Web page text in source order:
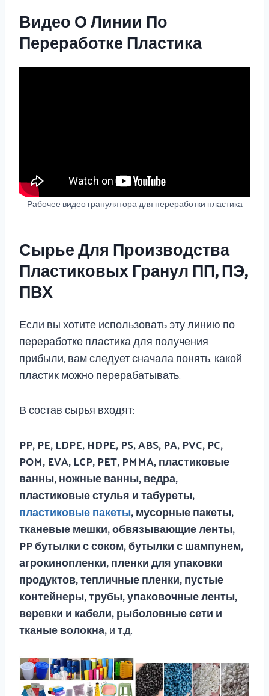
Видео О Линии По
Переработке Пластика
Рабочее видео гранулятора для переработки пластика
Сырье Для Производства
Пластиковых Гранул ПП, ПЭ,
ПВХ
Если вы хотите использовать эту линию по
переработке пластика для получения
прибыли, вам следует сначала понять, какой
пластик можно перерабатывать.
В состав сырья входят:
PP, PE, LDPE, HDPE, PS, ABS, PA, PVC, PC,
POM, EVA, LCP, PET, PMMA, пластиковые
ванны, ножные ванны, ведра,
пластиковые стулья и табуреты,
пластиковые пакеты, мусорные пакеты,
тканевые мешки, обвязывающие ленты,
PP бутылки с соком, бутылки с шампунем,
агрокинопленки, пленки для упаковки
продуктов, тепличные пленки, пустые
контейнеры, трубы, упаковочные ленты,
веревки и кабели, рыболовные сети и
тканые волокна,и т.д.